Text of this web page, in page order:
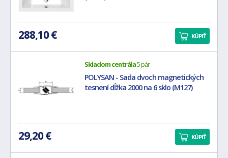
288,10 € KÚPIŤ
Skladom centrála5 pár
POLYSAN - Sada dvoch magnetických
tesnení dĺžka 2000 na 6 sklo (M127)
29,20 € KÚPIŤ